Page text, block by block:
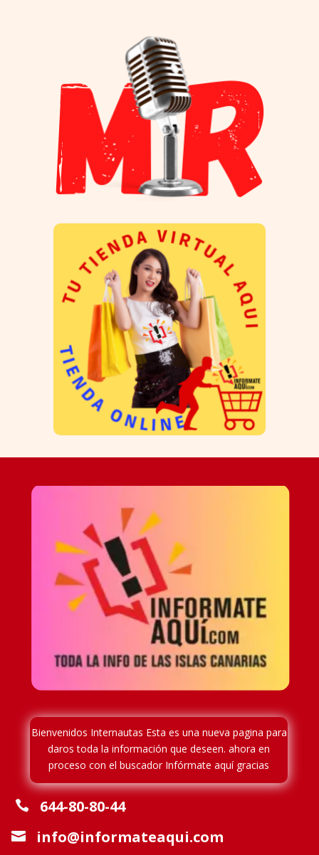
Bienvenidos Internautas Esta es una nueva pagina para
daros toda la información que deseen. ahora en
proceso con el buscador Infórmate aquí gracias
 644-80-80-44
 info@informateaqui.com